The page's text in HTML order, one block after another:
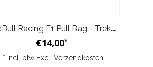
RedBull Racing F1 Pull Bag - Trekkoordtas - Blauw
€14,00*
* Incl. btw Excl. Verzendkosten